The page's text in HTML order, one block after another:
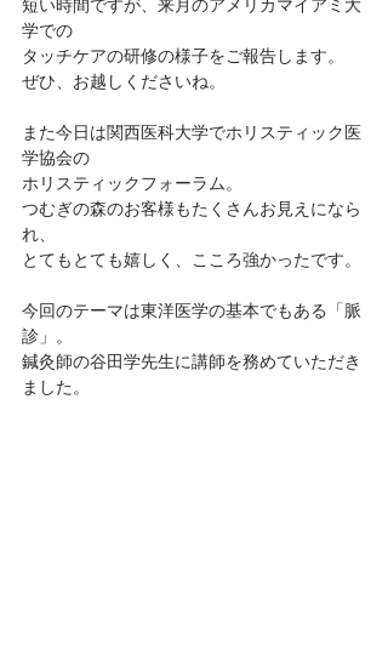
短い時間ですが、来月のアメリカマイアミ大
学での
タッチケアの研修の様子をご報告します。
ぜひ、お越しくださいね。
また今日は関西医科大学でホリスティック医
学協会の
ホリスティックフォーラム。
つむぎの森のお客様もたくさんお見えになら
れ、
とてもとても嬉しく、こころ強かったです。
今回のテーマは東洋医学の基本でもある「脈
診」。
鍼灸師の谷田学先生に講師を務めていただき
ました。